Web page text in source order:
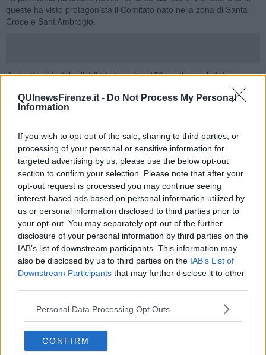
QUInewsFirenze.it - Do Not Process My Personal
Information
If you wish to opt-out of the sale, sharing to third parties, or
processing of your personal or sensitive information for
targeted advertising by us, please use the below opt-out
section to confirm your selection. Please note that after your
opt-out request is processed you may continue seeing
interest-based ads based on personal information utilized by
us or personal information disclosed to third parties prior to
your opt-out. You may separately opt-out of the further
disclosure of your personal information by third parties on the
IAB’s list of downstream participants. This information may
also be disclosed by us to third parties on the IAB’s List of
Downstream Participants that may further disclose it to other
Personal Data Processing Opt Outs
CONFIRM
queste ha visto protagonista il Comitato nato nella zona di Santa
Croce e Sant'Ambrogio.
"La notte di Natale distribuiremo circa 150 pasti completi dalle
lasagne al panettone, tutti confezionati in monoporzioni ed offerti
dalla rosticceria Giuliano di via Ponte alle Mosse - spiega Simone
portavoce del Comitato - abbiamo coinvolto anche giovani dei
Nelle ultime settimane il Comitato molto attivo nel centro storico ha
distribuito mascherine autoprodotte e pasti caldi ai senzatetto ma si
è attivato anche per la raccolta di giocattoli usati che sono stati
rigenerati per poi essere distribuiti ai bambini delle famiglie in
difficoltà economica per la crisi da Covid.